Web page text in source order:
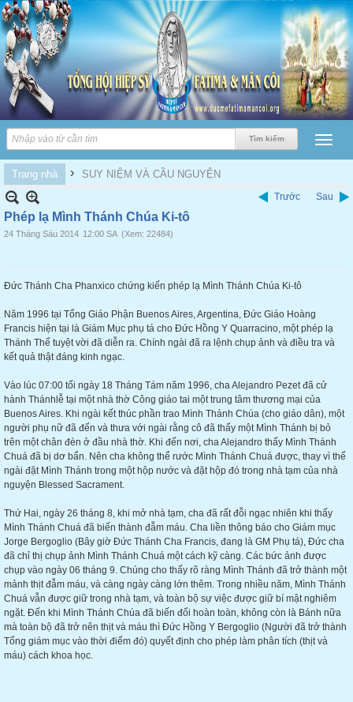
Trang nhà › SUY NIỆM VÀ CẦU NGUYỆN
Trước Sau
Phép lạ Mình Thánh Chúa Ki-tô
24 Tháng Sáu 2014 12:00 SA (Xem: 22484)
Đức Thánh Cha Phanxico chứng kiến phép lạ Mình Thánh Chúa Ki-tô
Năm 1996 tại Tổng Giáo Phận Buenos Aires, Argentina, Đức Giáo Hoàng
Francis hiện tại là Giám Mục phụ tá cho Đức Hồng Y Quarracino, một phép lạ
Thánh Thể tuyệt vời đã diễn ra. Chính ngài đã ra lệnh chụp ảnh và điều tra và
kết quả thật đáng kinh ngạc.
Vào lúc 07:00 tối ngày 18 Tháng Tám năm 1996, cha Alejandro Pezet đã cử
hành Thánhlễ tại một nhà thờ Công giáo tai một trung tâm thương mại của
Buenos Aires. Khi ngài kết thúc phần trao Mình Thánh Chúa (cho giáo dân), một
người phụ nữ đã đến và thưa với ngài rằng cô đã thấy một Mình Thánh bị bỏ
trên một chân đèn ở đầu nhà thờ. Khi đến nơi, cha Alejandro thấy Mình Thánh
Chuá đã bị dơ bẩn. Nên cha không thể rước Mình Thánh Chuá được, thay vì thế
ngài đặt Mình Thánh trong một hộp nước và đặt hộp đó trong nhà tạm của nhà
nguyện Blessed Sacrament.
Thứ Hai, ngày 26 tháng 8, khi mở nhà tạm, cha đã rất đỗi ngạc nhiên khi thấy
Mình Thánh Chuá đã biến thành đẫm máu. Cha liền thông báo cho Giám mục
Jorge Bergoglio (Bây giờ Đức Thánh Cha Francis, đang là GM Phụ tá), Đức cha
đã chỉ thị chụp ảnh Mình Thánh Chuá một cách kỹ càng. Các bức ảnh được
chụp vào ngày 06 tháng 9. Chúng cho thấy rõ ràng Mình Thánh đã trở thành một
mảnh thịt đẫm máu, và càng ngày càng lớn thêm. Trong nhiều năm, Mình Thánh
Chuá vẫn được giữ trong nhà tạm, và toàn bộ sự việc được giữ bí mật nghiêm
ngặt. Đến khi Mình Thánh Chúa đã biến đổi hoàn toàn, không còn là Bánh nữa
mà toàn bộ đã trở nên thịt và máu thì Đức Hồng Y Bergoglio (Người đã trở thành
Tổng giám mục vào thời điểm đó) quyết định cho phép làm phân tích (thịt và
máu) cách khoa học.